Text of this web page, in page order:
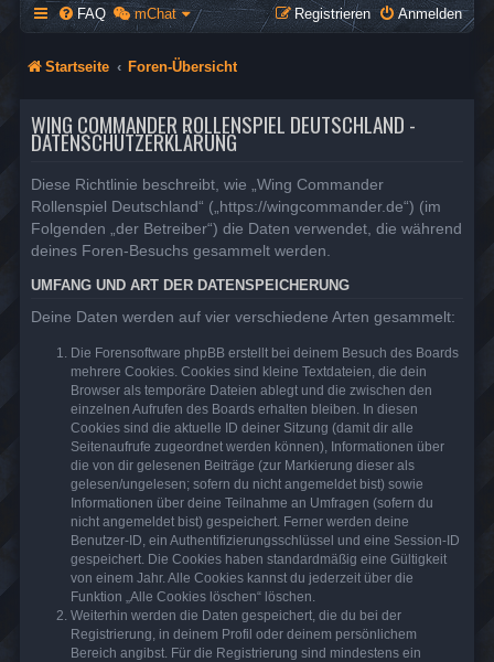
FAQ mChat Anmelden
Registrieren
Startseite Foren-Übersicht
WING COMMANDER ROLLENSPIEL DEUTSCHLAND -
DATENSCHUTZERKLÄRUNG
Diese Richtlinie beschreibt, wie „Wing Commander
Rollenspiel Deutschland“ („https://wingcommander.de“) (im
Folgenden „der Betreiber“) die Daten verwendet, die während
deines Foren-Besuchs gesammelt werden.
UMFANG UND ART DER DATENSPEICHERUNG
Deine Daten werden auf vier verschiedene Arten gesammelt:
Die Forensoftware phpBB erstellt bei deinem Besuch des Boards
mehrere Cookies. Cookies sind kleine Textdateien, die dein
Browser als temporäre Dateien ablegt und die zwischen den
einzelnen Aufrufen des Boards erhalten bleiben. In diesen
Cookies sind die aktuelle ID deiner Sitzung (damit dir alle
Seitenaufrufe zugeordnet werden können), Informationen über
die von dir gelesenen Beiträge (zur Markierung dieser als
gelesen/ungelesen; sofern du nicht angemeldet bist) sowie
Informationen über deine Teilnahme an Umfragen (sofern du
nicht angemeldet bist) gespeichert. Ferner werden deine
Benutzer-ID, ein Authentifizierungsschlüssel und eine Session-ID
gespeichert. Die Cookies haben standardmäßig eine Gültigkeit
von einem Jahr. Alle Cookies kannst du jederzeit über die
Funktion „Alle Cookies löschen“ löschen.
Weiterhin werden die Daten gespeichert, die du bei der
Registrierung, in deinem Profil oder deinem persönlichem
Bereich angibst. Für die Registrierung sind mindestens ein